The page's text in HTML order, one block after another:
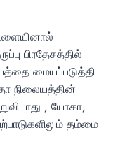
பிரதேசத்தில்
மையப்படுத்தி
நிலையத்தின்
, யோகா,
தம்மை